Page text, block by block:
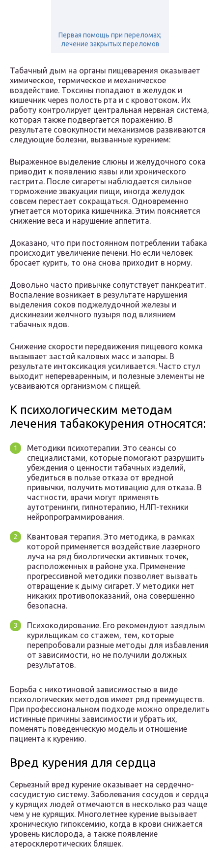
Первая помощь при переломах;
лечение закрытых переломов
Табачный дым на органы пищеварения оказывает
химическое, термическое и механическое
воздействие. Токсины попадают в желудок и
кишечник через полость рта и с кровотоком. Их
работу контролирует центральная нервная система,
которая также подвергается поражению. В
результате совокупности механизмов развиваются
следующие болезни, вызванные курением:
Выраженное выделение слюны и желудочного сока
приводит к появлению язвы или хронического
гастрита. После сигареты наблюдается сильное
торможение эвакуации пищи, иногда желудок
совсем перестает сокращаться. Одновременно
угнетается моторика кишечника. Этим поясняется
снижение веса и нарушение аппетита.
Доказано, что при постоянном потреблении табака
происходит увеличение печени. Но если человек
бросает курить, то она снова приходит в норму.
Довольно часто привычке сопутствует панкреатит.
Воспаление возникает в результате нарушения
выделения соков поджелудочной железы и
дискинезии желчного пузыря под влиянием
табачных ядов.
Снижение скорости передвижения пищевого комка
вызывает застой каловых масс и запоры. В
результате интоксикация усиливается. Часто стул
выходит непереваренным, и полезные элементы не
усваиваются организмом с пищей.
К психологическим методам
лечения табакокурения относятся:
Методики психотерапии. Это сеансы со
специалистами, которые помогают разрушить
убеждения о ценности табачных изделий,
убедиться в пользе отказа от вредной
привычки, получить мотивацию для отказа. В
частности, врачи могут применять
аутотренинги, гипнотерапию, НЛП-техники
нейропрограммирования.
Квантовая терапия. Это методика, в рамках
которой применяется воздействие лазерного
луча на ряд биологически активных точек,
расположенных в районе уха. Применение
прогрессивной методики позволяет вызвать
отвращение к дыму сигарет. У методики нет
никаких противопоказаний, она совершенно
безопасна.
Психокодирование. Его рекомендуют заядлым
курильщикам со стажем, тем, которые
перепробовали разные методы для избавления
от зависимости, но не получили должных
результатов.
Борьба с никотиновой зависимостью в виде
психологических методов имеет ряд преимуществ.
При профессиональном подходе можно определить
истинные причины зависимости и убрать их,
поменять поведенческую модель и отношение
пациента к курению.
Вред курения для сердца
Серьезный вред курение оказывает на сердечно-
сосудистую систему. Заболевания сосудов и сердца
у курящих людей отмечаются в несколько раз чаще
чем у не курящих. Многолетнее курение вызывает
хроническую гипоксемию, когда в крови снижается
уровень кислорода, а также появление
атеросклеротических бляшек.